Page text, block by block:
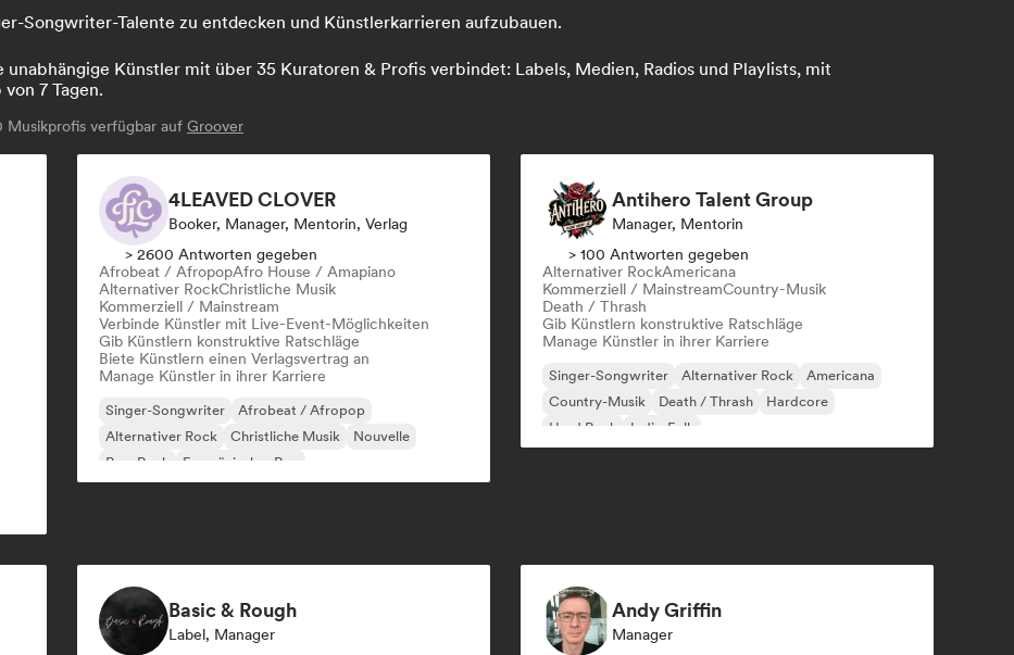
Songwriter-Talente zu entdecken und Künstlerkarrieren aufzubauen.
Künstler mit über 35 Kuratoren & Profis verbindet: Labels, Medien, Radios und Playlists, mit
7 Tagen.
verfügbar auf Groover
4LEAVED CLOVER
Booker, Manager, Mentorin, Verlag
> 2600 Antworten gegeben
Afrobeat / AfropopAfro House / Amapiano
Alternativer RockChristliche Musik
Kommerziell / Mainstream
Verbinde Künstler mit Live-Event-Möglichkeiten
Gib Künstlern konstruktive Ratschläge
Biete Künstlern einen Verlagsvertrag an
Manage Künstler in ihrer Karriere
Singer-Songwriter
Afrobeat / Afropop
Alternativer Rock
Christliche Musik
Nouvelle
Pop-Rock
Französischer Rap
Antihero Talent Group
Manager, Mentorin
> 100 Antworten gegeben
Alternativer RockAmericana
Kommerziell / MainstreamCountry-Musik
Death / Thrash
Gib Künstlern konstruktive Ratschläge
Manage Künstler in ihrer Karriere
Singer-Songwriter Alternativer Rock
Americana
Country-Musik
Death / Thrash
Hardcore
Hard Rock
Indie-Folk
Basic & Rough
Label, Manager
Andy Griffin
Manager